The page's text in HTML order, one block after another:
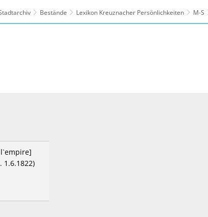
Bestände Lexikon Kreuznacher Persönlichkeiten M-S
1.6.1822)